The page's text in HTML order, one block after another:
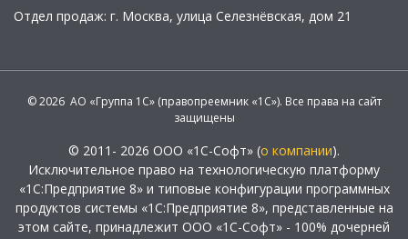
Отдел продаж: г. Москва, улица Селезнёвская, дом 21
© 2026 АО «Группа 1С» (правопреемник «1С»). Все права на сайт
защищены
© 2011- 2026 ООО «1С-Софт» (о компании).
Исключительное право на технологическую платформу
«1С:Предприятие 8» и типовые конфигурации программных
продуктов системы «1С:Предприятие 8», представленные на
этом сайте, принадлежит ООО «1С-Софт» - 100% дочерней